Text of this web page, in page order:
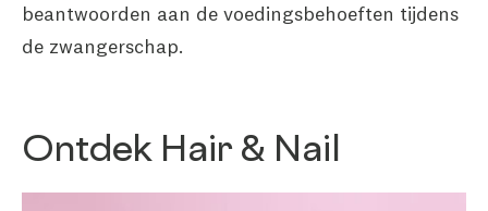
beantwoorden aan de voedingsbehoeften tijdens
de zwangerschap.
Ontdek Hair & Nail